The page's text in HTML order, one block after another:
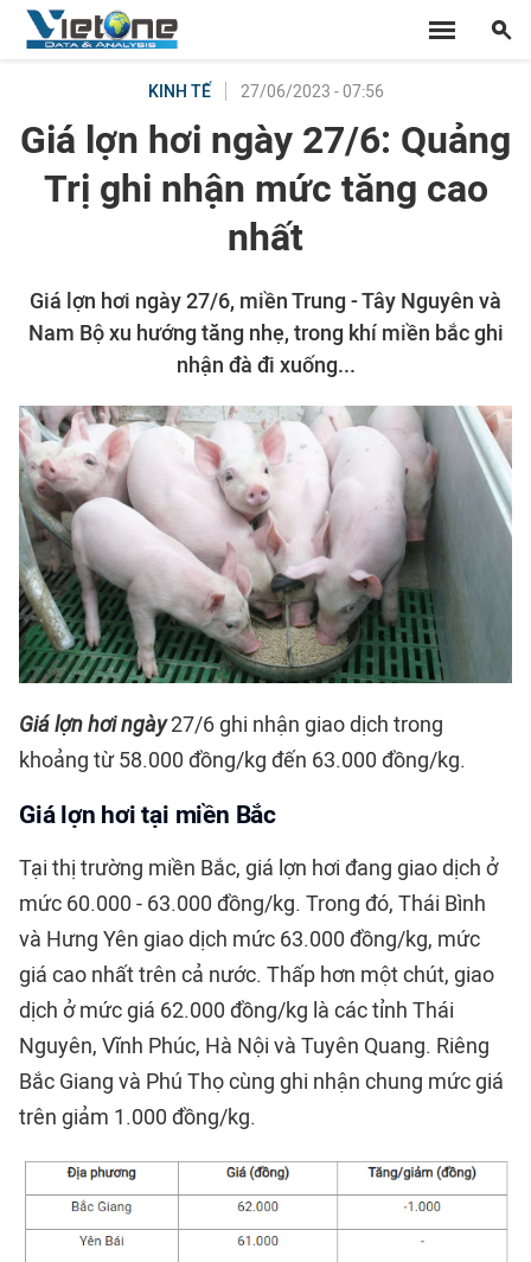
KINH TẾ 27/06/2023 - 07:56
Giá lợn hơi ngày 27/6: Quảng
Trị ghi nhận mức tăng cao
nhất
Giá lợn hơi ngày 27/6, miền Trung - Tây Nguyên và
Nam Bộ xu hướng tăng nhẹ, trong khí miền bắc ghi
nhận đà đi xuống...
Giá lợn hơi ngày27/6 ghi nhận giao dịch trong
khoảng từ 58.000 đồng/kg đến 63.000 đồng/kg.
Giá lợn hơi tại miền Bắc
Tại thị trường miền Bắc, giá lợn hơi đang giao dịch ở
mức 60.000 - 63.000 đồng/kg. Trong đó, Thái Bình
và Hưng Yên giao dịch mức 63.000 đồng/kg, mức
giá cao nhất trên cả nước. Thấp hơn một chút, giao
dịch ở mức giá 62.000 đồng/kg là các tỉnh Thái
Nguyên, Vĩnh Phúc, Hà Nội và Tuyên Quang. Riêng
Bắc Giang và Phú Thọ cùng ghi nhận chung mức giá
trên giảm 1.000 đồng/kg.